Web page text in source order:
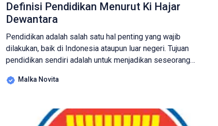
Definisi Pendidikan Menurut Ki Hajar
Dewantara
Pendidikan adalah salah satu hal penting yang wajib
dilakukan, baik di Indonesia ataupun luar negeri. Tujuan
pendidikan sendiri adalah untuk menjadikan seseorang
luas. Secara umum, arti pendidikan adalah pembelajaran,
Namun, beberapa ahli memiliki pengertian tersendiri
mengenai pendidikan, termasuk Ki Hajar Dewantara. Berkat
Malka Novita